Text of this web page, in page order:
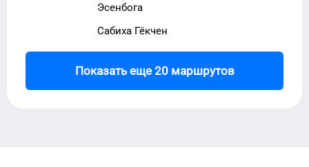
Эсенбога
Сабиха Гёкчен
Показать еще 20 маршрутов